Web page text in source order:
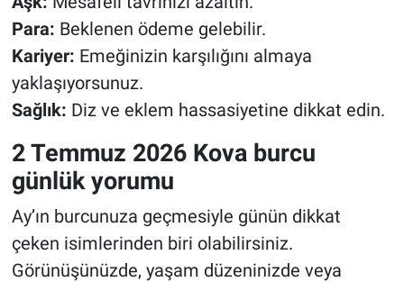
Para: Beklenen ödeme gelebilir.
Kariyer: Emeğinizin karşılığını almaya
yaklaşıyorsunuz.
Sağlık: Diz ve eklem hassasiyetine dikkat edin.
2 Temmuz 2026 Kova burcu
günlük yorumu
Ay’ın burcunuza geçmesiyle günün dikkat
çeken isimlerinden biri olabilirsiniz.
Görünüşünüzde, yaşam düzeninizde veya